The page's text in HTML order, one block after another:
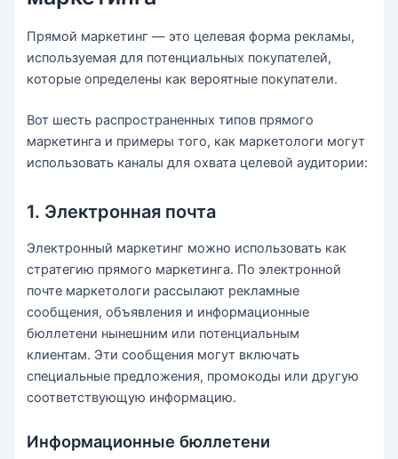
Прямой маркетинг — это целевая форма рекламы,
используемая для потенциальных покупателей,
которые определены как вероятные покупатели.
Вот шесть распространенных типов прямого
маркетинга и примеры того, как маркетологи могут
использовать каналы для охвата целевой аудитории:
1. Электронная почта
Электронный маркетинг можно использовать как
стратегию прямого маркетинга. По электронной
почте маркетологи рассылают рекламные
сообщения, объявления и информационные
бюллетени нынешним или потенциальным
клиентам. Эти сообщения могут включать
специальные предложения, промокоды или другую
соответствующую информацию.
Информационные бюллетени